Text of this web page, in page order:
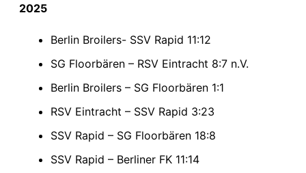
2025
Berlin Broilers- SSV Rapid 11:12
SG Floorbären – RSV Eintracht 8:7 n.V.
Berlin Broilers – SG Floorbären 1:1
RSV Eintracht – SSV Rapid 3:23
SSV Rapid – SG Floorbären 18:8
SSV Rapid – Berliner FK 11:14